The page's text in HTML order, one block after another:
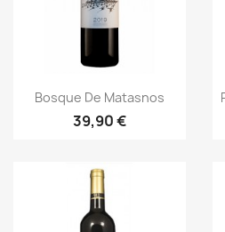
Vista rápida
Bosque De Matasnos
39,90 €